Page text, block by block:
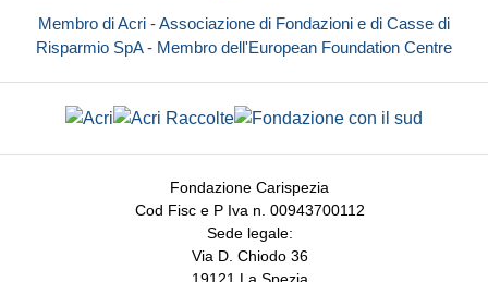
Membro di Acri - Associazione di Fondazioni e di Casse di
Risparmio SpA - Membro dell'European Foundation Centre
Fondazione Carispezia
Cod Fisc e P Iva n. 00943700112
Sede legale:
Via D. Chiodo 36
19121 La Spezia